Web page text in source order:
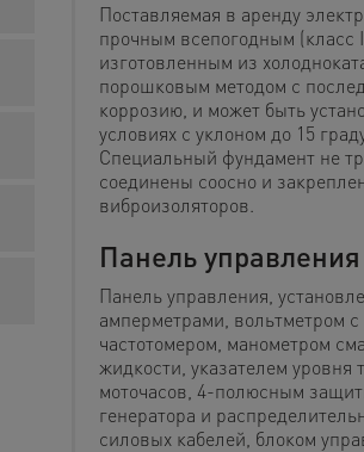
Поставляемая в аренду
прочным всепогодным
изготовленным из
порошковым методом с
коррозию, и может быть
условиях с уклоном до 15
Специальный фундамент не
соединены соосно и
виброизоляторов.
Панель управления
Панель управления,
амперметрами, вольтметром
частотомером, манометром
жидкости, указателем
моточасов, 4-полюсным
генератора и
силовых кабелей, блоком